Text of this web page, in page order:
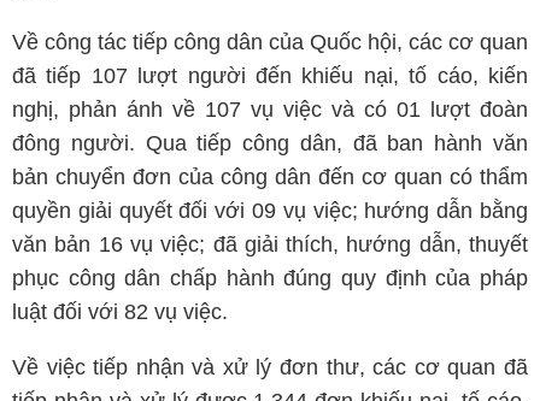
Về công tác tiếp công dân của Quốc hội, các cơ quan
đã tiếp 107 lượt người đến khiếu nại, tố cáo, kiến
nghị, phản ánh về 107 vụ việc và có 01 lượt đoàn
đông người. Qua tiếp công dân, đã ban hành văn
bản chuyển đơn của công dân đến cơ quan có thẩm
quyền giải quyết đối với 09 vụ việc; hướng dẫn bằng
văn bản 16 vụ việc; đã giải thích, hướng dẫn, thuyết
phục công dân chấp hành đúng quy định của pháp
luật đối với 82 vụ việc.
Về việc tiếp nhận và xử lý đơn thư, các cơ quan đã